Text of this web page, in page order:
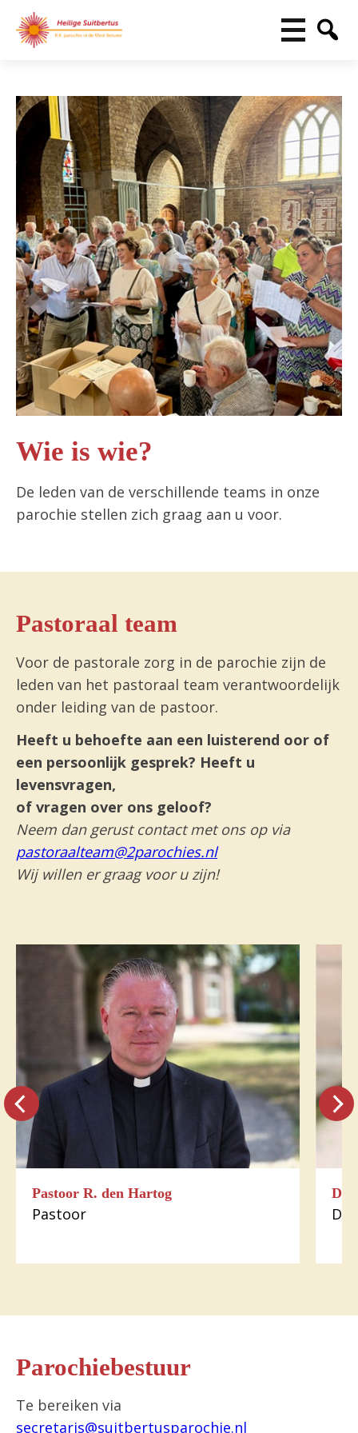
Wie is wie?
De leden van de verschillende teams in onze
parochie stellen zich graag aan u voor.
Pastoraal team
Voor de pastorale zorg in de parochie zijn de
leden van het pastoraal team verantwoordelijk
onder leiding van de pastoor.
Heeft u behoefte aan een luisterend oor of
een persoonlijk gesprek? Heeft u
levensvragen,
of vragen over ons geloof?
Neem dan gerustcontact met ons op via
pastoraalteam@2parochies.nl
Wij willen er graag voor u zijn!
Pastoor R. den Hartog
Pastoor
Parochiebestuur
Te bereiken via
secretaris@suitbertusparochie.nl